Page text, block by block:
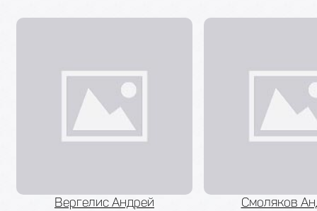
Вергелис Андрей Смоляков